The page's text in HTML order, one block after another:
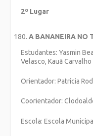
2º Lugar
A BANANEIRA NO
Estudantes: Yasmin
Velasco, Kauã
Orientador: Patrícia
Coorientador:
Escola: Escola